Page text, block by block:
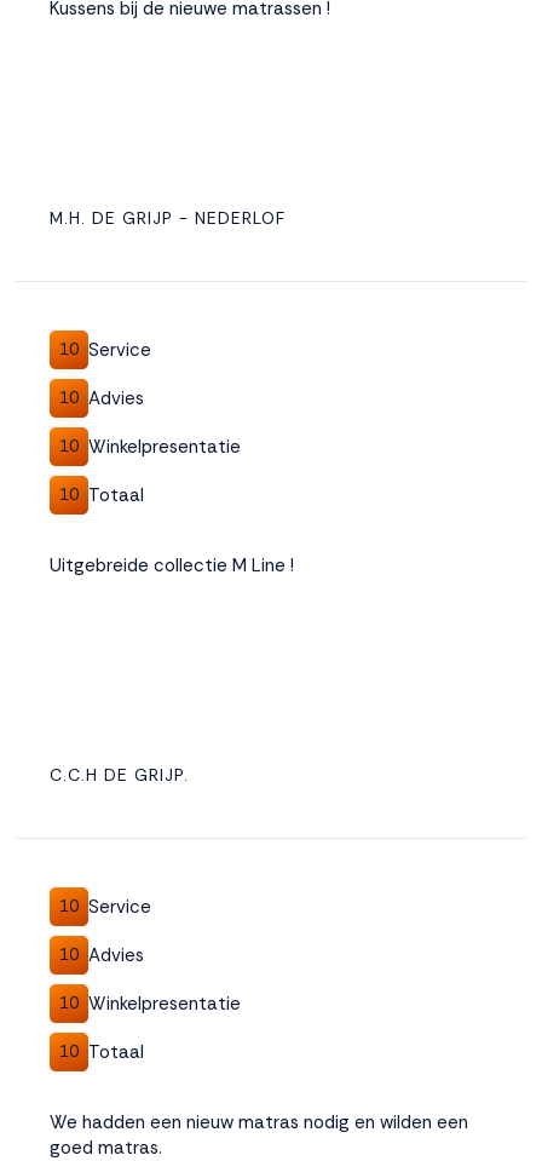
Kussens bij de nieuwe matrassen !
M.H. DE GRIJP - NEDERLOF
10 Service
10 Advies
10 Winkelpresentatie
10 Totaal
Uitgebreide collectie M Line !
C.C.H DE GRIJP.
10 Service
10 Advies
10 Winkelpresentatie
10 Totaal
We hadden een nieuw matras nodig en wilden een
goed matras.